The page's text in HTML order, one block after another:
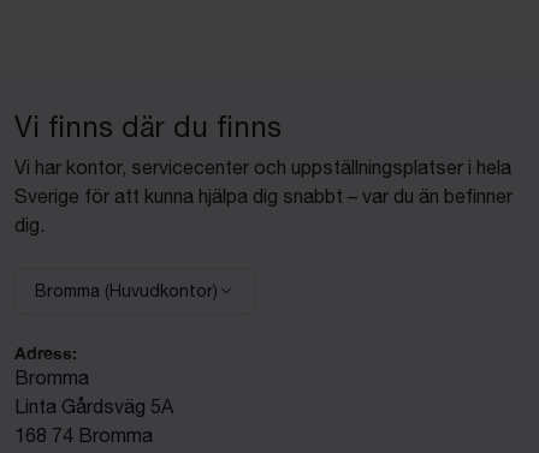
Vi finns där du finns
Vi har kontor, servicecenter och uppställningsplatser i hela
Sverige för att kunna hjälpa dig snabbt – var du än befinner
dig.
Bromma (Huvudkontor)
Adress:
Bromma
Linta Gårdsväg 5A
168 74 Bromma